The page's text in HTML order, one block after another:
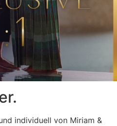
individuell von Miriam &